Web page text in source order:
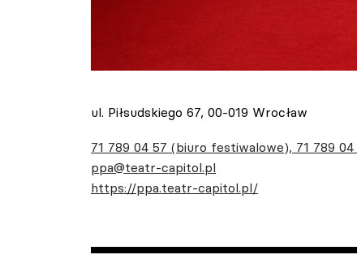
ul. Piłsudskiego 67, 00-019 Wrocław
71 789 04 57 (biuro festiwalowe), 71 789
ppa@teatr-capitol.pl
https://ppa.teatr-capitol.pl/